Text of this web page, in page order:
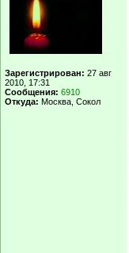
Зарегистрирован: 27 авг
2010, 17:31
Сообщения: 6910
Откуда: Москва, Сокол